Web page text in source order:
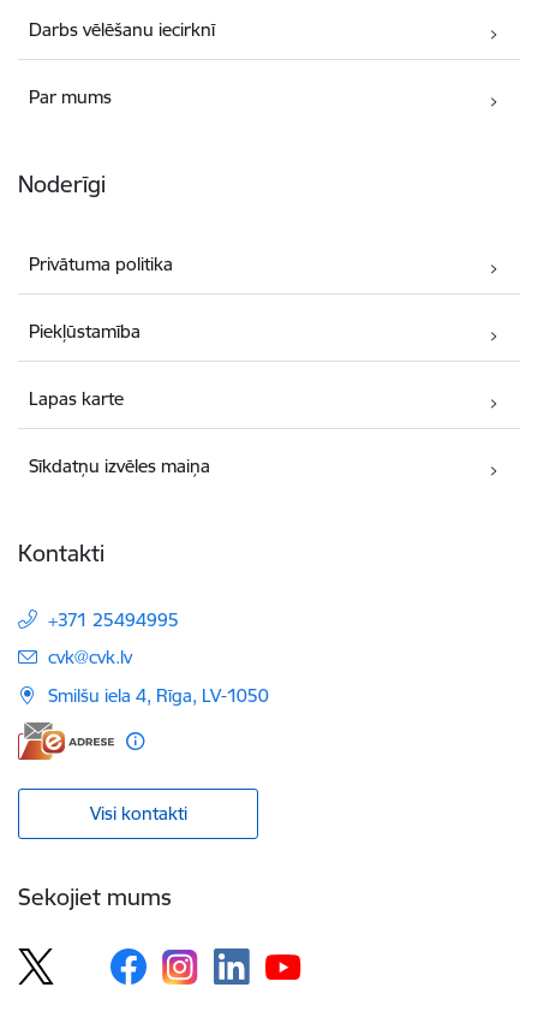
Darbs vēlēšanu iecirknī
Par mums
Noderīgi
Privātuma politika
Piekļūstamība
Lapas karte
Sīkdatņu izvēles maiņa
Kontakti
+371 25494995
E-pasts:
cvk@cvk.lv
Smilšu iela 4, Rīga, LV-1050
Visi kontakti
Sekojiet mums